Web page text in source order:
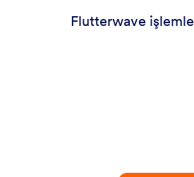
Flutterwave